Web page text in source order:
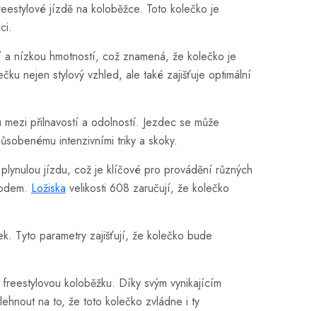
jízdě na koloběžce. Toto kolečko je
nízkou hmotností, což znamená, že kolečko je
nejen stylový vzhled, ale také zajišťuje optimální
přilnavostí a odolností. Jezdec se může
intenzivními triky a skoky.
jízdu, což je klíčové pro provádění různých
Ložiska velikosti 608 zaručují, že kolečko
Tyto parametry zajišťují, že kolečko bude
koloběžku. Díky svým vynikajícím
na to, že toto kolečko zvládne i ty